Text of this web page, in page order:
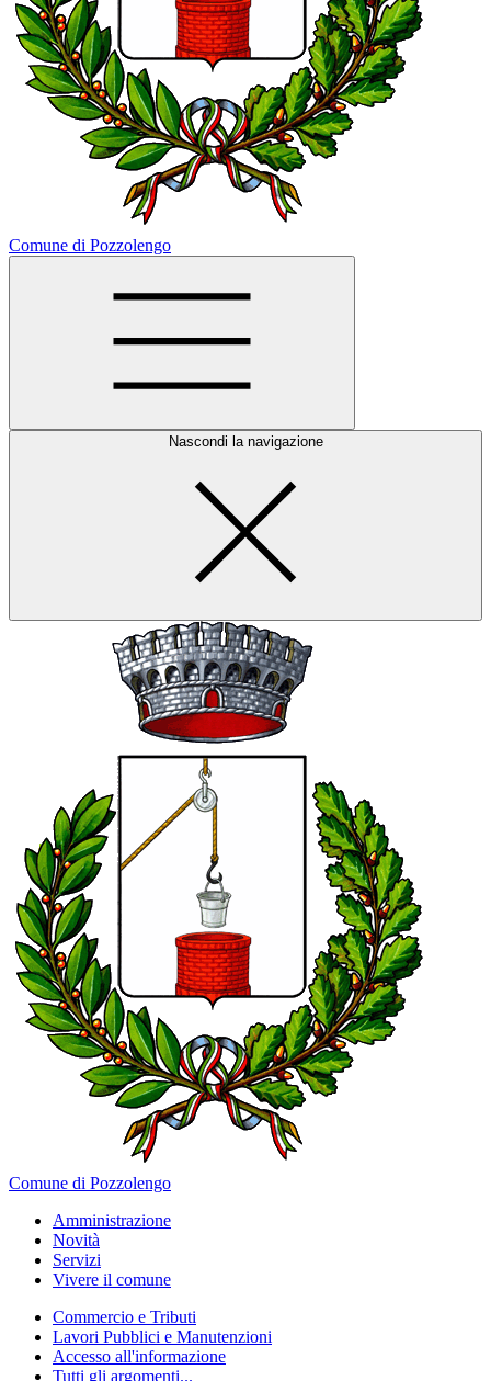
Comune di Pozzolengo
Nascondi la navigazione
Comune di Pozzolengo
Amministrazione
Novità
Servizi
Vivere il comune
Commercio e Tributi
Lavori Pubblici e Manutenzioni
Accesso all'informazione
Tutti gli argomenti...